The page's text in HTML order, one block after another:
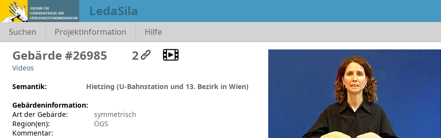
LedaSila
Suchen Projektinformation Hilfe
Gebärde #26985
Videos
2
Semantik:
Hietzing (U-Bahnstation und 13. Bezirk in Wien)
Gebärdeninformation:
Art der Gebärde:
symmetrisch
Region(en):
ÖGS
Kommentar: